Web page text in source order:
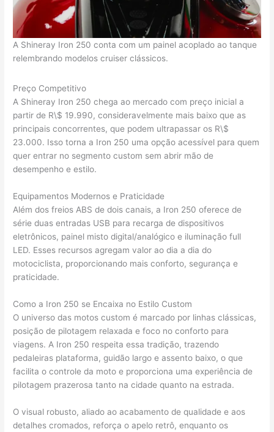
A Shineray Iron 250 conta com um painel acoplado ao tanque
relembrando modelos cruiser clássicos.
Preço Competitivo
A Shineray Iron 250 chega ao mercado com preço inicial a
partir de R\$ 19.990, consideravelmente mais baixo que as
principais concorrentes, que podem ultrapassar os R\$
23.000. Isso torna a Iron 250 uma opção acessível para quem
quer entrar no segmento custom sem abrir mão de
desempenho e estilo.
Equipamentos Modernos e Praticidade
Além dos freios ABS de dois canais, a Iron 250 oferece de
série duas entradas USB para recarga de dispositivos
eletrônicos, painel misto digital/analógico e iluminação full
LED. Esses recursos agregam valor ao dia a dia do
motociclista, proporcionando mais conforto, segurança e
praticidade.
Como a Iron 250 se Encaixa no Estilo Custom
O universo das motos custom é marcado por linhas clássicas,
posição de pilotagem relaxada e foco no conforto para
viagens. A Iron 250 respeita essa tradição, trazendo
pedaleiras plataforma, guidão largo e assento baixo, o que
facilita o controle da moto e proporciona uma experiência de
pilotagem prazerosa tanto na cidade quanto na estrada.
O visual robusto, aliado ao acabamento de qualidade e aos
detalhes cromados, reforça o apelo retrô, enquanto os